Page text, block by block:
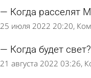
Когда расселят
25 июля 2022 20:20
Когда будет свет?
21 августа 2022 03:26